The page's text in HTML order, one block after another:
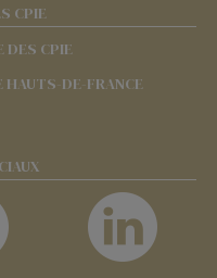
CPIE
DES CPIE
HAUTS-DE-FRANCE